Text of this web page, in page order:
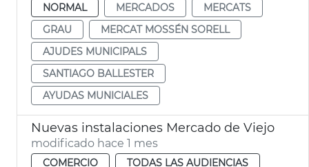
NORMAL
MERCADOS
MERCATS
GRAU
MERCAT MOSSÉN SORELL
AJUDES MUNICIPALS
SANTIAGO BALLESTER
AYUDAS MUNICIALES
Nuevas instalaciones Mercado de Viejo
modificado hace 1 mes
COMERCIO
TODAS LAS AUDIENCIAS